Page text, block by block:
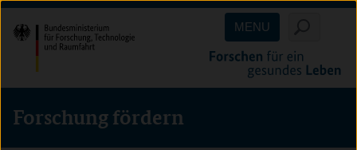
Direkt
zum
Inhalt
(Eingabetaste)
Direkt
zum
Hauptmenu
(Eingabetaste)
Direkt
zur
Suche
(Eingabetaste)
MENU
Forschung fördern